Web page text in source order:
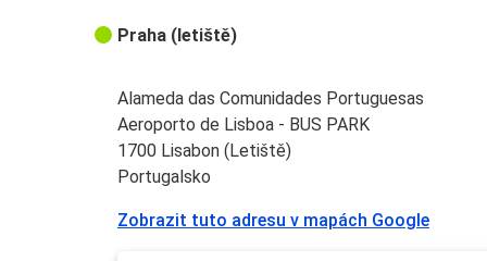
Letiště Madrid Barajas
Santiago de Compostela
Lisabon (Letiště)
Praha (letiště)
Alameda das Comunidades Portuguesas
Aeroporto de Lisboa - BUS PARK
1700 Lisabon (Letiště)
Portugalsko
Zobrazit tuto adresu v mapách Google